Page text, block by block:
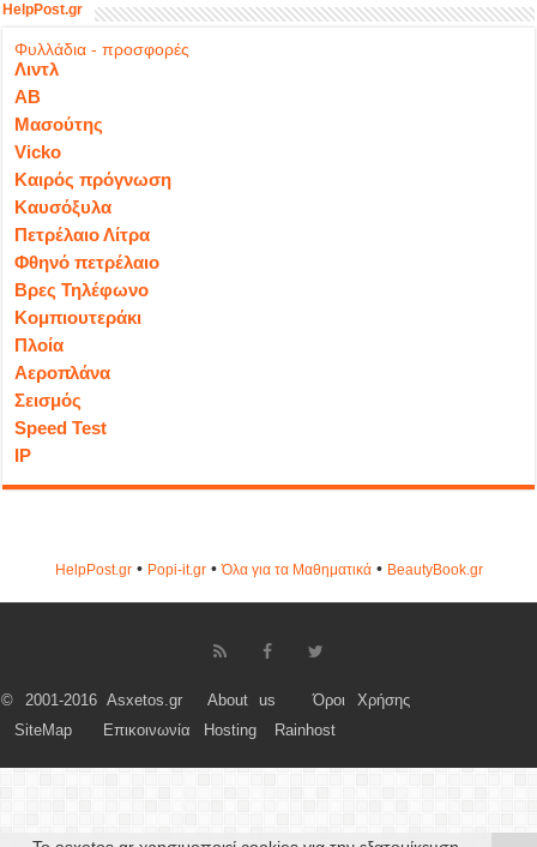
HelpPost.gr
Φυλλάδια - προσφορές
Λιντλ
ΑΒ
Μασούτης
Vicko
Καιρός πρόγνωση
Καυσόξυλα
Πετρέλαιο Λίτρα
Φθηνό πετρέλαιο
Βρες Τηλέφωνο
Κομπιουτεράκι
Πλοία
Αεροπλάνα
Σεισμός
Speed Test
IP
HelpPost.gr• Popi-it.gr•Όλα για τα Μαθηματικά• ΒeautyΒook.gr
© 2001-2016 Asxetos.gr About us
Όροι Χρήσης
SiteMap
Επικοινωνία Hosting Rainhost